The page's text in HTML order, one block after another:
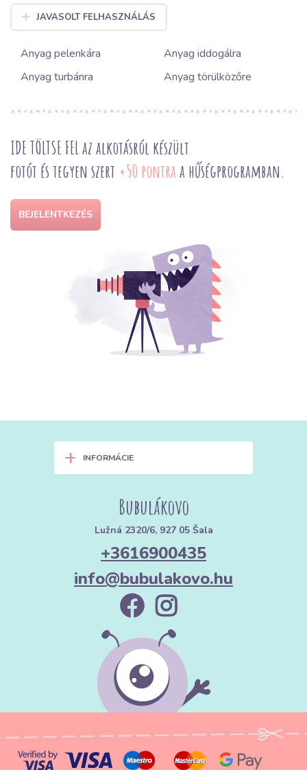
JAVASOLT FELHASZNÁLÁS
Anyag pelenkára
Anyag iddogálra
Anyag turbánra
Anyag törülközőre
IDE TÖLTSE FEL az alkotásról készült
fotót és tegyen szert +50 pontraa hűségprogramban.
BEJELENTKEZÉS
+ INFORMÁCIE
Bubulákovo
Lužná 2320/6, 927 05 Šala
+3616900435
info@bubulakovo.hu